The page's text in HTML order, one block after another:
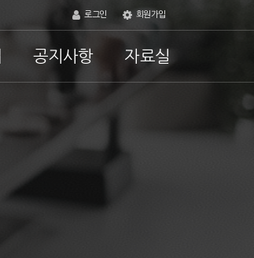
로그인 회원가입
공지사항 자료실